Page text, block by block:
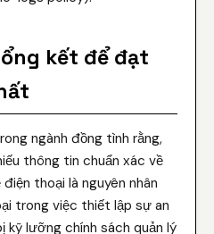
kết để đạt
ngành đồng tình rằng,
thông tin chuẩn xác về
thoại là nguyên nhân
trong việc thiết lập sự an
kỹ lưỡng chính sách quản lý